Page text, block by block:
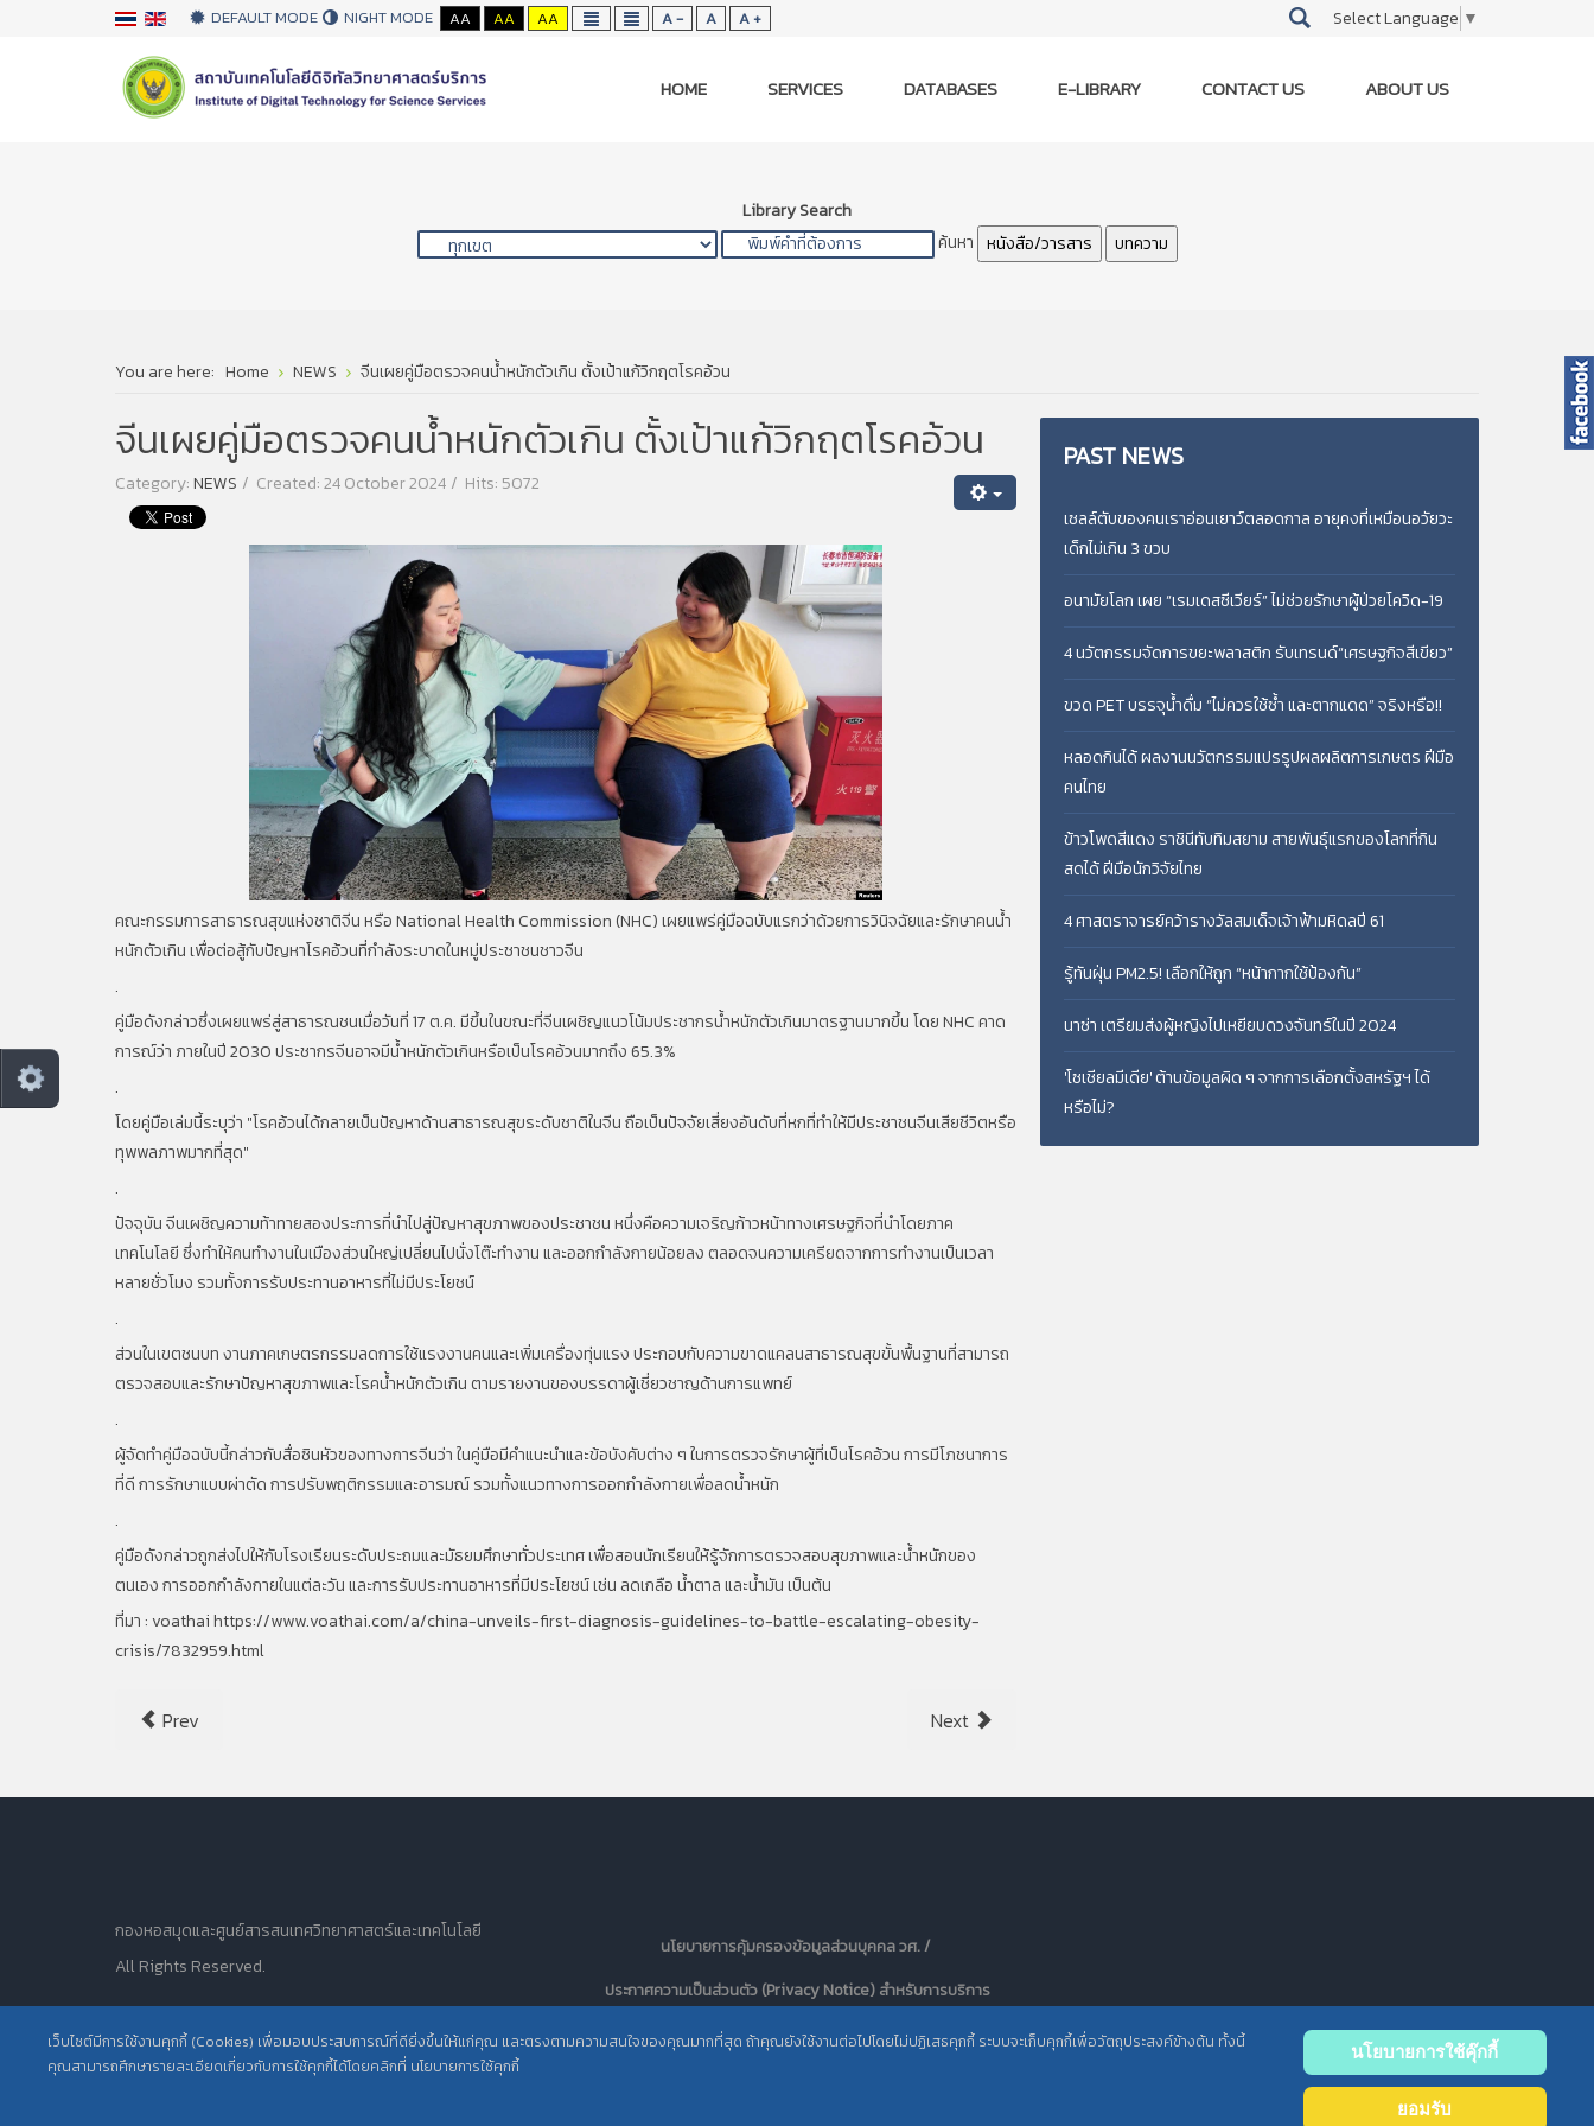
DEFAULT MODE NIGHT MODE AA AA AA A - A A + Select Language ▼
HOME SERVICES DATABASES E-LIBRARY CONTACT US ABOUT US
Library Search
ค้นหา หนังสือ/วารสาร บทความ
You are here: Home NEWS จีนเผยคู่มือตรวจคนน้ำหนักตัวเกิน ตั้งเป้าแก้วิกฤตโรคอ้วน
จีนเผยคู่มือตรวจคนน้ำหนักตัวเกิน ตั้งเป้าแก้วิกฤตโรคอ้วน
Category:NEWS Created: 24 October 2024 Hits: 5072
คณะกรรมการสาธารณสุขแห่งชาติจีน หรือ National Health Commission (NHC) เผยแพร่คู่มือฉบับแรกว่าด้วยการวินิจฉัยและรักษาคนน้ำ
หนักตัวเกิน เพื่อต่อสู้กับปัญหาโรคอ้วนที่กำลังระบาดในหมู่ประชาชนชาวจีน
.
คู่มือดังกล่าวซึ่งเผยแพร่สู่สาธารณชนเมื่อวันที่ 17 ต.ค. มีขึ้นในขณะที่จีนเผชิญแนวโน้มประชากรน้ำหนักตัวเกินมาตรฐานมากขึ้น โดย NHC คาด
การณ์ว่า ภายในปี 2030 ประชากรจีนอาจมีน้ำหนักตัวเกินหรือเป็นโรคอ้วนมากถึง 65.3%
.
โดยคู่มือเล่มนี้ระบุว่า "โรคอ้วนได้กลายเป็นปัญหาด้านสาธารณสุขระดับชาติในจีน ถือเป็นปัจจัยเสี่ยงอันดับที่หกที่ทำให้มีประชาชนจีนเสียชีวิตหรือ
ทุพพลภาพมากที่สุด"
.
ปัจจุบัน จีนเผชิญความท้าทายสองประการที่นำไปสู่ปัญหาสุขภาพของประชาชน หนึ่งคือความเจริญก้าวหน้าทางเศรษฐกิจที่นำโดยภาค
เทคโนโลยี ซึ่งทำให้คนทำงานในเมืองส่วนใหญ่เปลี่ยนไปนั่งโต๊ะทำงาน และออกกำลังกายน้อยลง ตลอดจนความเครียดจากการทำงานเป็นเวลา
หลายชั่วโมง รวมทั้งการรับประทานอาหารที่ไม่มีประโยชน์
.
ส่วนในเขตชนบท งานภาคเกษตรกรรมลดการใช้แรงงานคนและเพิ่มเครื่องทุ่นแรง ประกอบกับความขาดแคลนสาธารณสุขขั้นพื้นฐานที่สามารถ
ตรวจสอบและรักษาปัญหาสุขภาพและโรคน้ำหนักตัวเกิน ตามรายงานของบรรดาผู้เชี่ยวชาญด้านการแพทย์
.
ผู้จัดทำคู่มือฉบับนี้กล่าวกับสื่อซินหัวของทางการจีนว่า ในคู่มือมีคำแนะนำและข้อบังคับต่าง ๆ ในการตรวจรักษาผู้ที่เป็นโรคอ้วน การมีโภชนาการ
ที่ดี การรักษาแบบผ่าตัด การปรับพฤติกรรมและอารมณ์ รวมทั้งแนวทางการออกกำลังกายเพื่อลดน้ำหนัก
.
คู่มือดังกล่าวถูกส่งไปให้กับโรงเรียนระดับประถมและมัธยมศึกษาทั่วประเทศ เพื่อสอนนักเรียนให้รู้จักการตรวจสอบสุขภาพและน้ำหนักของ
ตนเอง การออกกำลังกายในแต่ละวัน และการรับประทานอาหารที่มีประโยชน์ เช่น ลดเกลือ น้ำตาล และน้ำมัน เป็นต้น
ที่มา : voathai https://www.voathai.com/a/china-unveils-first-diagnosis-guidelines-to-battle-escalating-obesity-
crisis/7832959.html
Prev Next
PAST NEWS
เซลล์ตับของคนเราอ่อนเยาว์ตลอดกาล อายุคงที่เหมือนอวัยวะ
เด็กไม่เกิน 3 ขวบ
อนามัยโลก เผย “เรมเดสซีเวียร์” ไม่ช่วยรักษาผู้ป่วยโควิด-19
4 นวัตกรรมจัดการขยะพลาสติก รับเทรนด์“เศรษฐกิจสีเขียว”
ขวด PET บรรจุน้ำดื่ม “ไม่ควรใช้ซ้ำ และตากแดด” จริงหรือ!!
หลอดกินได้ ผลงานนวัตกรรมแปรรูปผลผลิตการเกษตร ฝีมือ
คนไทย
ข้าวโพดสีแดง ราชินีทับทิมสยาม สายพันธุ์แรกของโลกที่กิน
สดได้ ฝีมือนักวิจัยไทย
4 ศาสตราจารย์คว้ารางวัลสมเด็จเจ้าฟ้ามหิดลปี 61
รู้ทันฝุ่น PM2.5! เลือกให้ถูก “หน้ากากใช้ป้องกัน”
นาซ่า เตรียมส่งผู้หญิงไปเหยียบดวงจันทร์ในปี 2024
'โซเชียลมีเดีย' ต้านข้อมูลผิด ๆ จากการเลือกตั้งสหรัฐฯ ได้
หรือไม่?
เว็บไซต์มีการใช้งานคุกกี้ (Cookies) เพื่อมอบประสบการณ์ที่ดียิ่งขึ้นให้แก่คุณ และตรงตามความสนใจของคุณมากที่สุด ถ้าคุณยังใช้งานต่อไปโดยไม่ปฏิเสธคุกกี้ ระบบจะเก็บคุกกี้เพื่อวัตถุประสงค์ข้างต้น ทั้งนี้
คุณสามารถศึกษารายละเอียดเกี่ยวกับการใช้คุกกี้ได้โดยคลิกที่ นโยบายการใช้คุกกี้
นโยบายการใช้คุ๊กกี้
ยอมรับ
กองหอสมุดและศูนย์สารสนเทศวิทยาศาสตร์และเทคโนโลยี
All Rights Reserved.
นโยบายการคุ้มครองข้อมูลส่วนบุคคล วศ. /
ประกาศความเป็นส่วนตัว (Privacy Notice) สำหรับการบริการ
สารสนเทศ